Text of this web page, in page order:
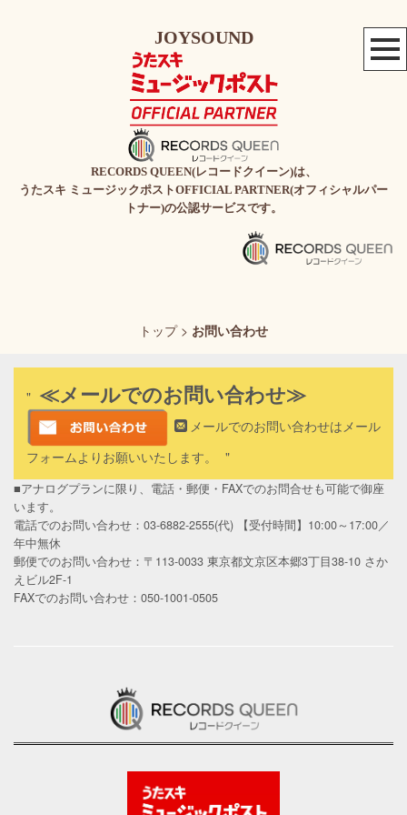
JOYSOUND
RECORDS QUEEN(レコードクイーン)は、
うたスキ ミュージックポストOFFICIAL PARTNER(オフィシャルパー
トナー)の公認サービスです。
トップ > お問い合わせ
≪メールでのお問い合わせ≫
メールでのお問い合わせはメール
フォームよりお願いいたします。
■アナログプランに限り、電話・郵便・FAXでのお問合せも可能で御座
います。
電話でのお問い合わせ：03-6882-2555(代) 【受付時間】10:00～17:00／
年中無休
郵便でのお問い合わせ：〒113-0033 東京都文京区本郷3丁目38-10 さか
えビル2F-1
FAXでのお問い合わせ：050-1001-0505